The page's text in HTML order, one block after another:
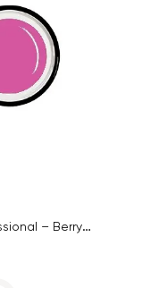
DRY UV COLOR GEL Inginails Professional – Berry Smoothie 68, 5ml